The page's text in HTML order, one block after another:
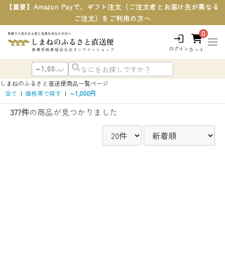
【重要】Amazon Payで、ギフト注文（ご注文者とお届け先が異なる
ご注文）をご利用の方へ
ログイン
0
カート
しまねのふるさと直送便商品一覧ページ
全て | 価格帯で探す | ～1,000円
377件の商品が見つかりました